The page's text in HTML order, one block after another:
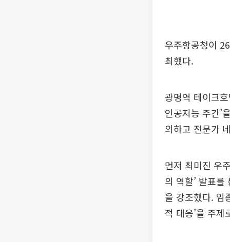
우주항공청이
최했다.
광명역 테이크
인공지능 주간’
의하고 전문가
먼저 최미진 우
의 역할’ 발표
을 강조했다. 임
적 대응’을 주